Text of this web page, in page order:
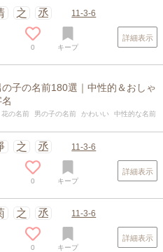
之 丞 11-3-6
0 キープ
詳細表示
子の名前180選｜中性的＆おしゃ
花の名前 男の子の名前 かわいい 中性的な名前
之 丞 11-3-6
0 キープ
詳細表示
之 丞 11-3-6
0 キープ
詳細表示